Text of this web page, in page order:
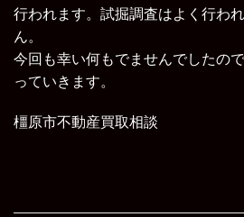
行われます。試掘調査はよく行わ
ん。
今回も幸い何もでませんでしたの
っていきます。
橿原市不動産買取相談